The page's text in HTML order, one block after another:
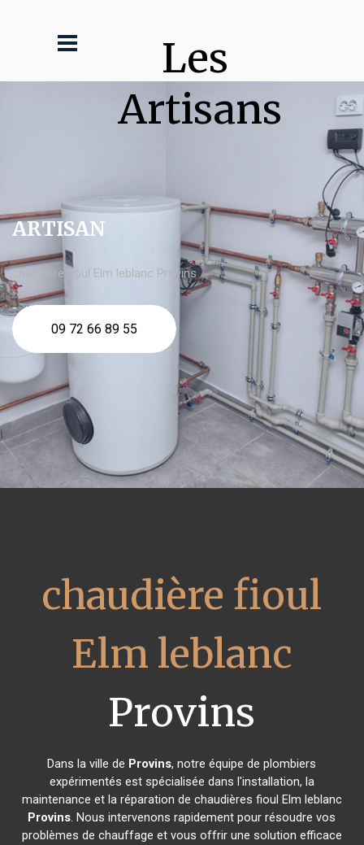
Les
Artisans
ARTISAN
chaudière fioul Elm leblanc Provins
09 72 66 89 55
chaudière fioul
Elm leblanc
Provins
Dans la ville de Provins, notre équipe de plombiers
expérimentés est spécialisée dans l'installation, la
maintenance et la réparation de chaudières fioul Elm leblanc
Provins. Nous intervenons rapidement pour résoudre vos
problèmes de chauffage et vous offrir une solution efficace